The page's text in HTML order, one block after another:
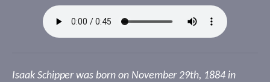
Isaak Schipper was born on November 29th, 1884 in